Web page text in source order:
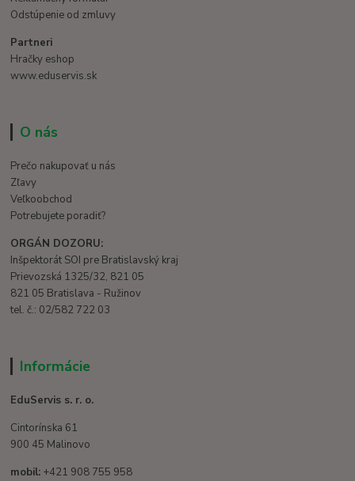
Odstúpenie od zmluvy
Partneri
Hračky eshop
www.eduservis.sk
O nás
Prečo nakupovať u nás
Zľavy
Veľkoobchod
Potrebujete poradiť?
ORGÁN DOZORU:
Inšpektorát SOI pre Bratislavský kraj
Prievozská 1325/32, 821 05
821 05 Bratislava - Ružinov
tel. č.: 02/582 722 03
Informácie
EduServis s. r. o.
Cintorínska 61
900 45 Malinovo
mobil: +421 908 755 958